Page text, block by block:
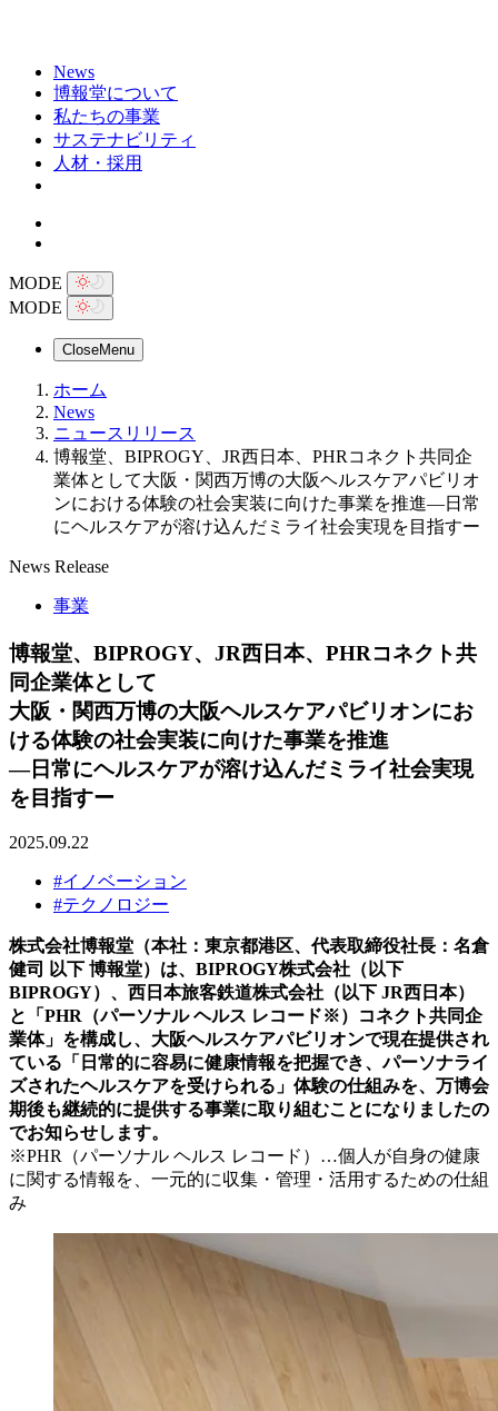
News
博報堂について
私たちの事業
サステナビリティ
人材・採用
MODE
MODE
CloseMenu
ホーム
News
ニュースリリース
博報堂、BIPROGY、JR西日本、PHRコネクト共同企
業体として大阪・関西万博の大阪ヘルスケアパビリオ
ンにおける体験の社会実装に向けた事業を推進―日常
にヘルスケアが溶け込んだミライ社会実現を目指すー
News Release
事業
博報堂、BIPROGY、JR西日本、PHRコネクト共
同企業体として
大阪・関西万博の大阪ヘルスケアパビリオンにお
ける体験の社会実装に向けた事業を推進
―日常にヘルスケアが溶け込んだミライ社会実現
を目指すー
2025.09.22
#イノベーション
#テクノロジー
株式会社博報堂（本社：東京都港区、代表取締役社長：名倉
健司 以下 博報堂）は、BIPROGY株式会社（以下
BIPROGY）、西日本旅客鉄道株式会社（以下 JR西日本）
と「PHR（パーソナル ヘルス レコード※）コネクト共同企
業体」を構成し、大阪ヘルスケアパビリオンで現在提供され
ている「日常的に容易に健康情報を把握でき、パーソナライ
ズされたヘルスケアを受けられる」体験の仕組みを、万博会
期後も継続的に提供する事業に取り組むことになりましたの
でお知らせします。
※PHR（パーソナル ヘルス レコード）…個人が自身の健康
に関する情報を、一元的に収集・管理・活用するための仕組
み